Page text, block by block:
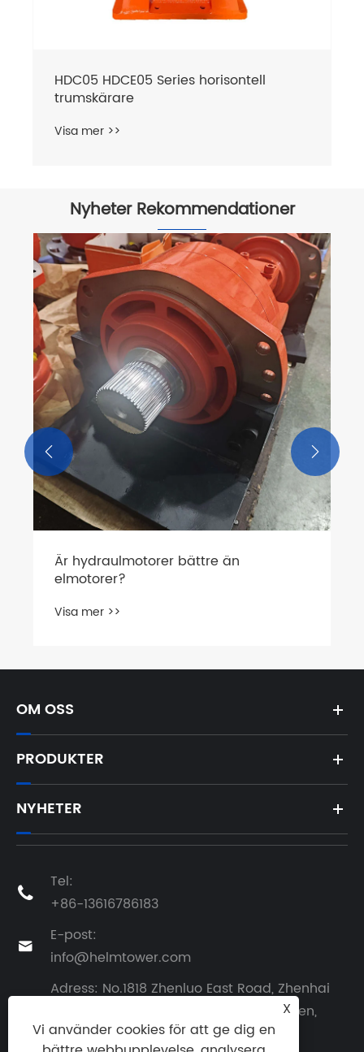
Nyheter Rekommendationer
Vilka är de tre vanligaste typerna av
hydraulmotorer?
Visa mer >>
 
OM OSS
PRODUKTER
NYHETER

Tel:
+86-13616786183

E-post:
info@helmtower.com
Adress: No.1818 Zhenluo East Road, Zhenhai
District, Ningbo City, Zhejiang -provinsen,
Kina
X
Vi använder cookies för att ge dig en